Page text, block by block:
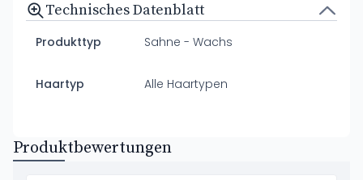
Technisches Datenblatt
Produkttyp Sahne - Wachs
Haartyp Alle Haartypen
Produktbewertungen